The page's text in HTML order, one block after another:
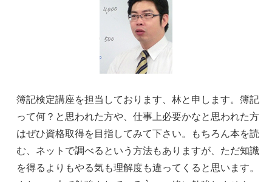
簿記検定講座を担当しております、林と申します。簿記
って何？と思われた方や、仕事上必要かなと思われた方
はぜひ資格取得を目指してみて下さい。もちろん本を読
む、ネットで調べるという方法もありますが、ただ知識
を得るよりもやる気も理解度も違ってくると思います。